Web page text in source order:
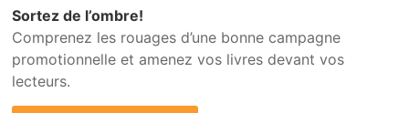
Sortez de l’ombre!
Comprenez les rouages d’une bonne campagne
promotionnelle et amenez vos livres devant vos
lecteurs.